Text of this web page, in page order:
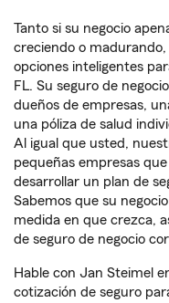
Tanto si su negocio
creciendo o
opciones inteligentes
FL. Su seguro de
dueños de empresas,
una póliza de salud
Al igual que usted,
pequeñas empresas
desarrollar un plan de
Sabemos que su
medida en que crezca,
de seguro de negocio
Hable con Jan Steimel
cotización de seguro